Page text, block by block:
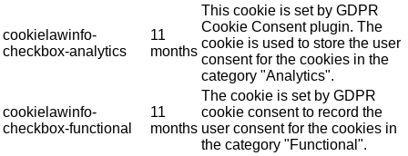
cookielawinfo-
checkbox-analytics
11
months
This cookie is set by GDPR
Cookie Consent plugin. The
cookie is used to store the user
consent for the cookies in the
category "Analytics".
cookielawinfo-
checkbox-functional
11
months
The cookie is set by GDPR
cookie consent to record the
user consent for the cookies in
the category "Functional".